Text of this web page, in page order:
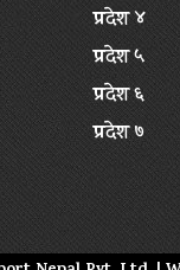
प्रदेश ४
प्रदेश ५
प्रदेश ६
प्रदेश ७